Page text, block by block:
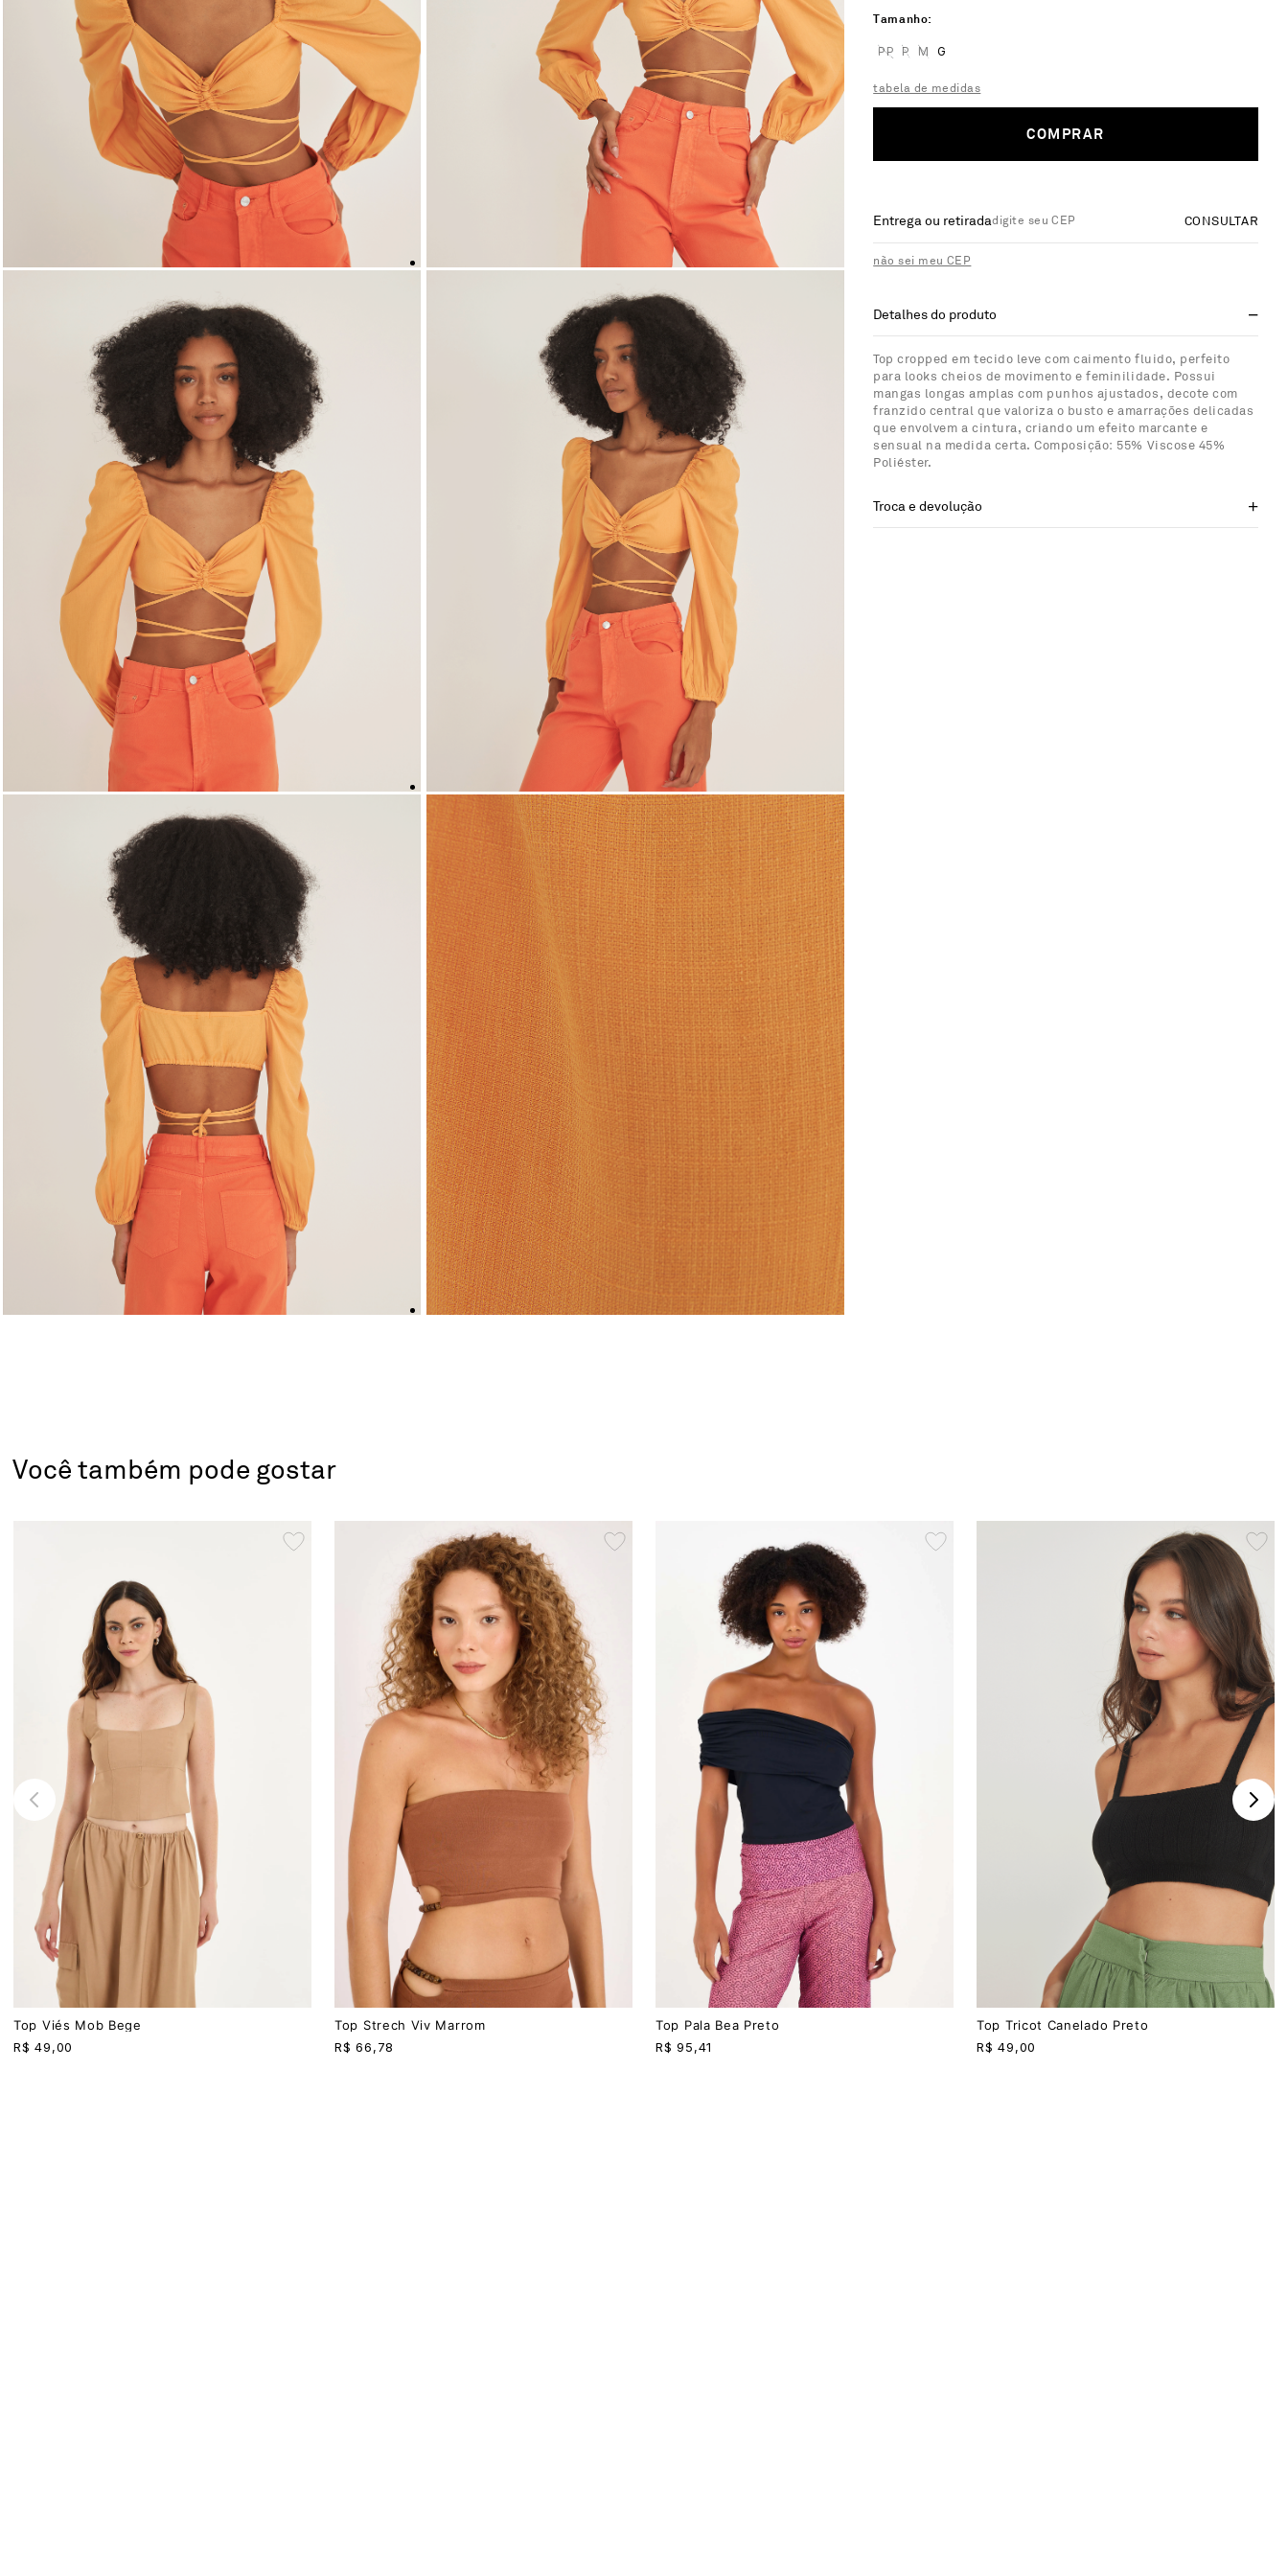
Tamanho
PP P M G
tabela de medidas
COMPRAR
Entrega ou retirada CONSULTAR
não sei meu CEP
Detalhes do produto
Top cropped em tecido leve com caimento fluido, perfeito
para looks cheios de movimento e feminilidade. Possui
mangas longas amplas com punhos ajustados, decote com
franzido central que valoriza o busto e amarrações delicadas
que envolvem a cintura, criando um efeito marcante e
sensual na medida certa. Composição: 55% Viscose 45%
Poliéster.
Troca e devolução
Você também pode gostar
Top Viés Mob Bege
PPPM
R$ 49,00
Top Strech Viv Marrom
M G
R$ 66,78
Top Pala Bea Preto
PMG
R$ 95,41
Top Tricot Canelado Preto
R$ 49,00
biquini
short
camisa
vestido preto